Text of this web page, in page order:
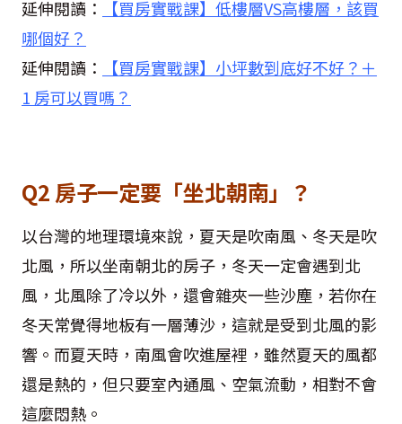
延伸閱讀：
【買房實戰課】低樓層VS高樓層，該買
哪個好？
延伸閱讀：
【買房實戰課】小坪數到底好不好？＋
1 房可以買嗎？
Q2 房子一定要「坐北朝南」？
以台灣的地理環境來說，夏天是吹南風、冬天是吹
北風，所以坐南朝北的房子，冬天一定會遇到北
風，北風除了冷以外，還會雜夾一些沙塵，若你在
冬天常覺得地板有一層薄沙，這就是受到北風的影
響。而夏天時，南風會吹進屋裡，雖然夏天的風都
還是熱的，但只要室內通風、空氣流動，相對不會
這麼悶熱。